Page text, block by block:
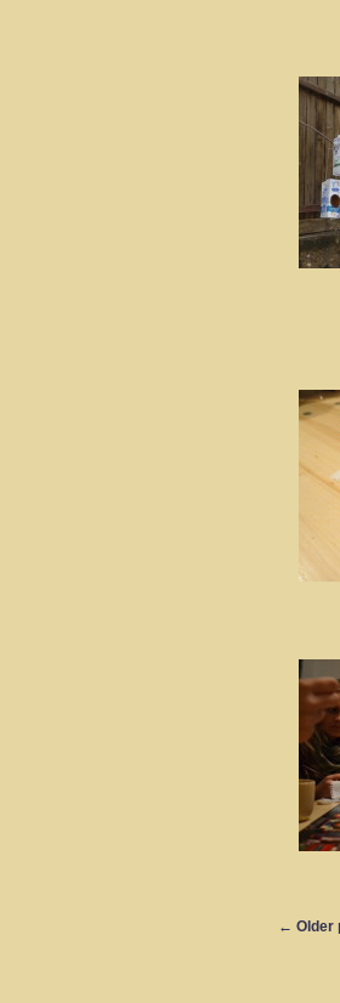
← Older